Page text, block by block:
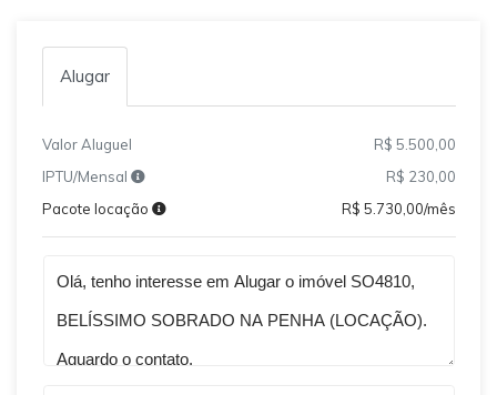
Alugar
Valor Aluguel
R$ 5.500,00
IPTU/Mensal
R$ 230,00
Pacote locação
R$ 5.730,00/mês